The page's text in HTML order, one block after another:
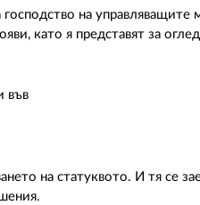
на управляващите
като я представят за
във
на статуквото. И тя се